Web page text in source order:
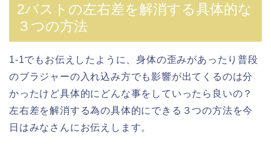
2バストの左右差を解消する具体的な
３つの方法
1-1でもお伝えしたように、身体の歪みがあったり普段
のブラジャーの入れ込み方でも影響が出てくるのは分
かったけど具体的にどんな事をしていったら良いの？
左右差を解消する為の具体的にできる３つの方法を今
日はみなさんにお伝えします。